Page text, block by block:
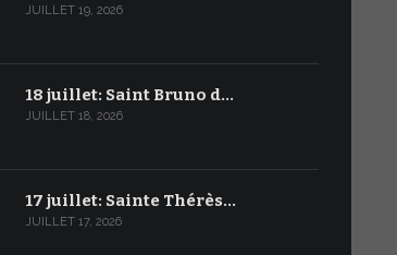
JUILLET 19, 2026
18 juillet: Saint Bruno d…
JUILLET 18, 2026
17 juillet: Sainte Thérès…
JUILLET 17, 2026